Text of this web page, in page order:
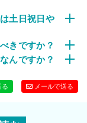
土日祝日や
きですか？
んですか？
る メールで送る